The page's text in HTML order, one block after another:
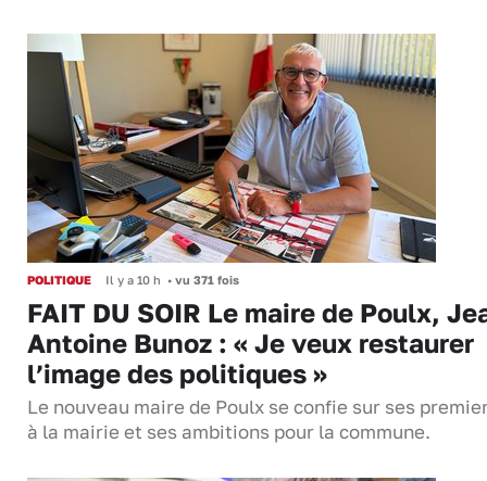
POLITIQUE Il y a 10 h • vu 371 fois
FAIT DU SOIR Le maire de Poulx,
Antoine Bunoz : « Je veux restaurer
l’image des politiques »
Le nouveau maire de Poulx se confie sur ses
à la mairie et ses ambitions pour la commune.